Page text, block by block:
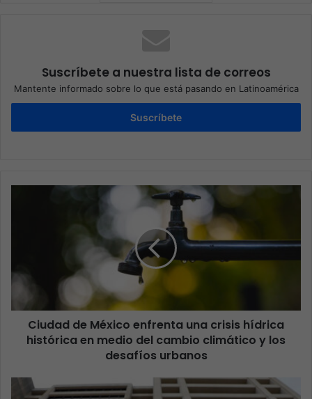
Suscríbete a nuestra lista de correos
Mantente informado sobre lo que está pasando en Latinoamérica
Suscríbete
Ciudad de México enfrenta una crisis hídrica
histórica en medio del cambio climático y los
desafíos urbanos